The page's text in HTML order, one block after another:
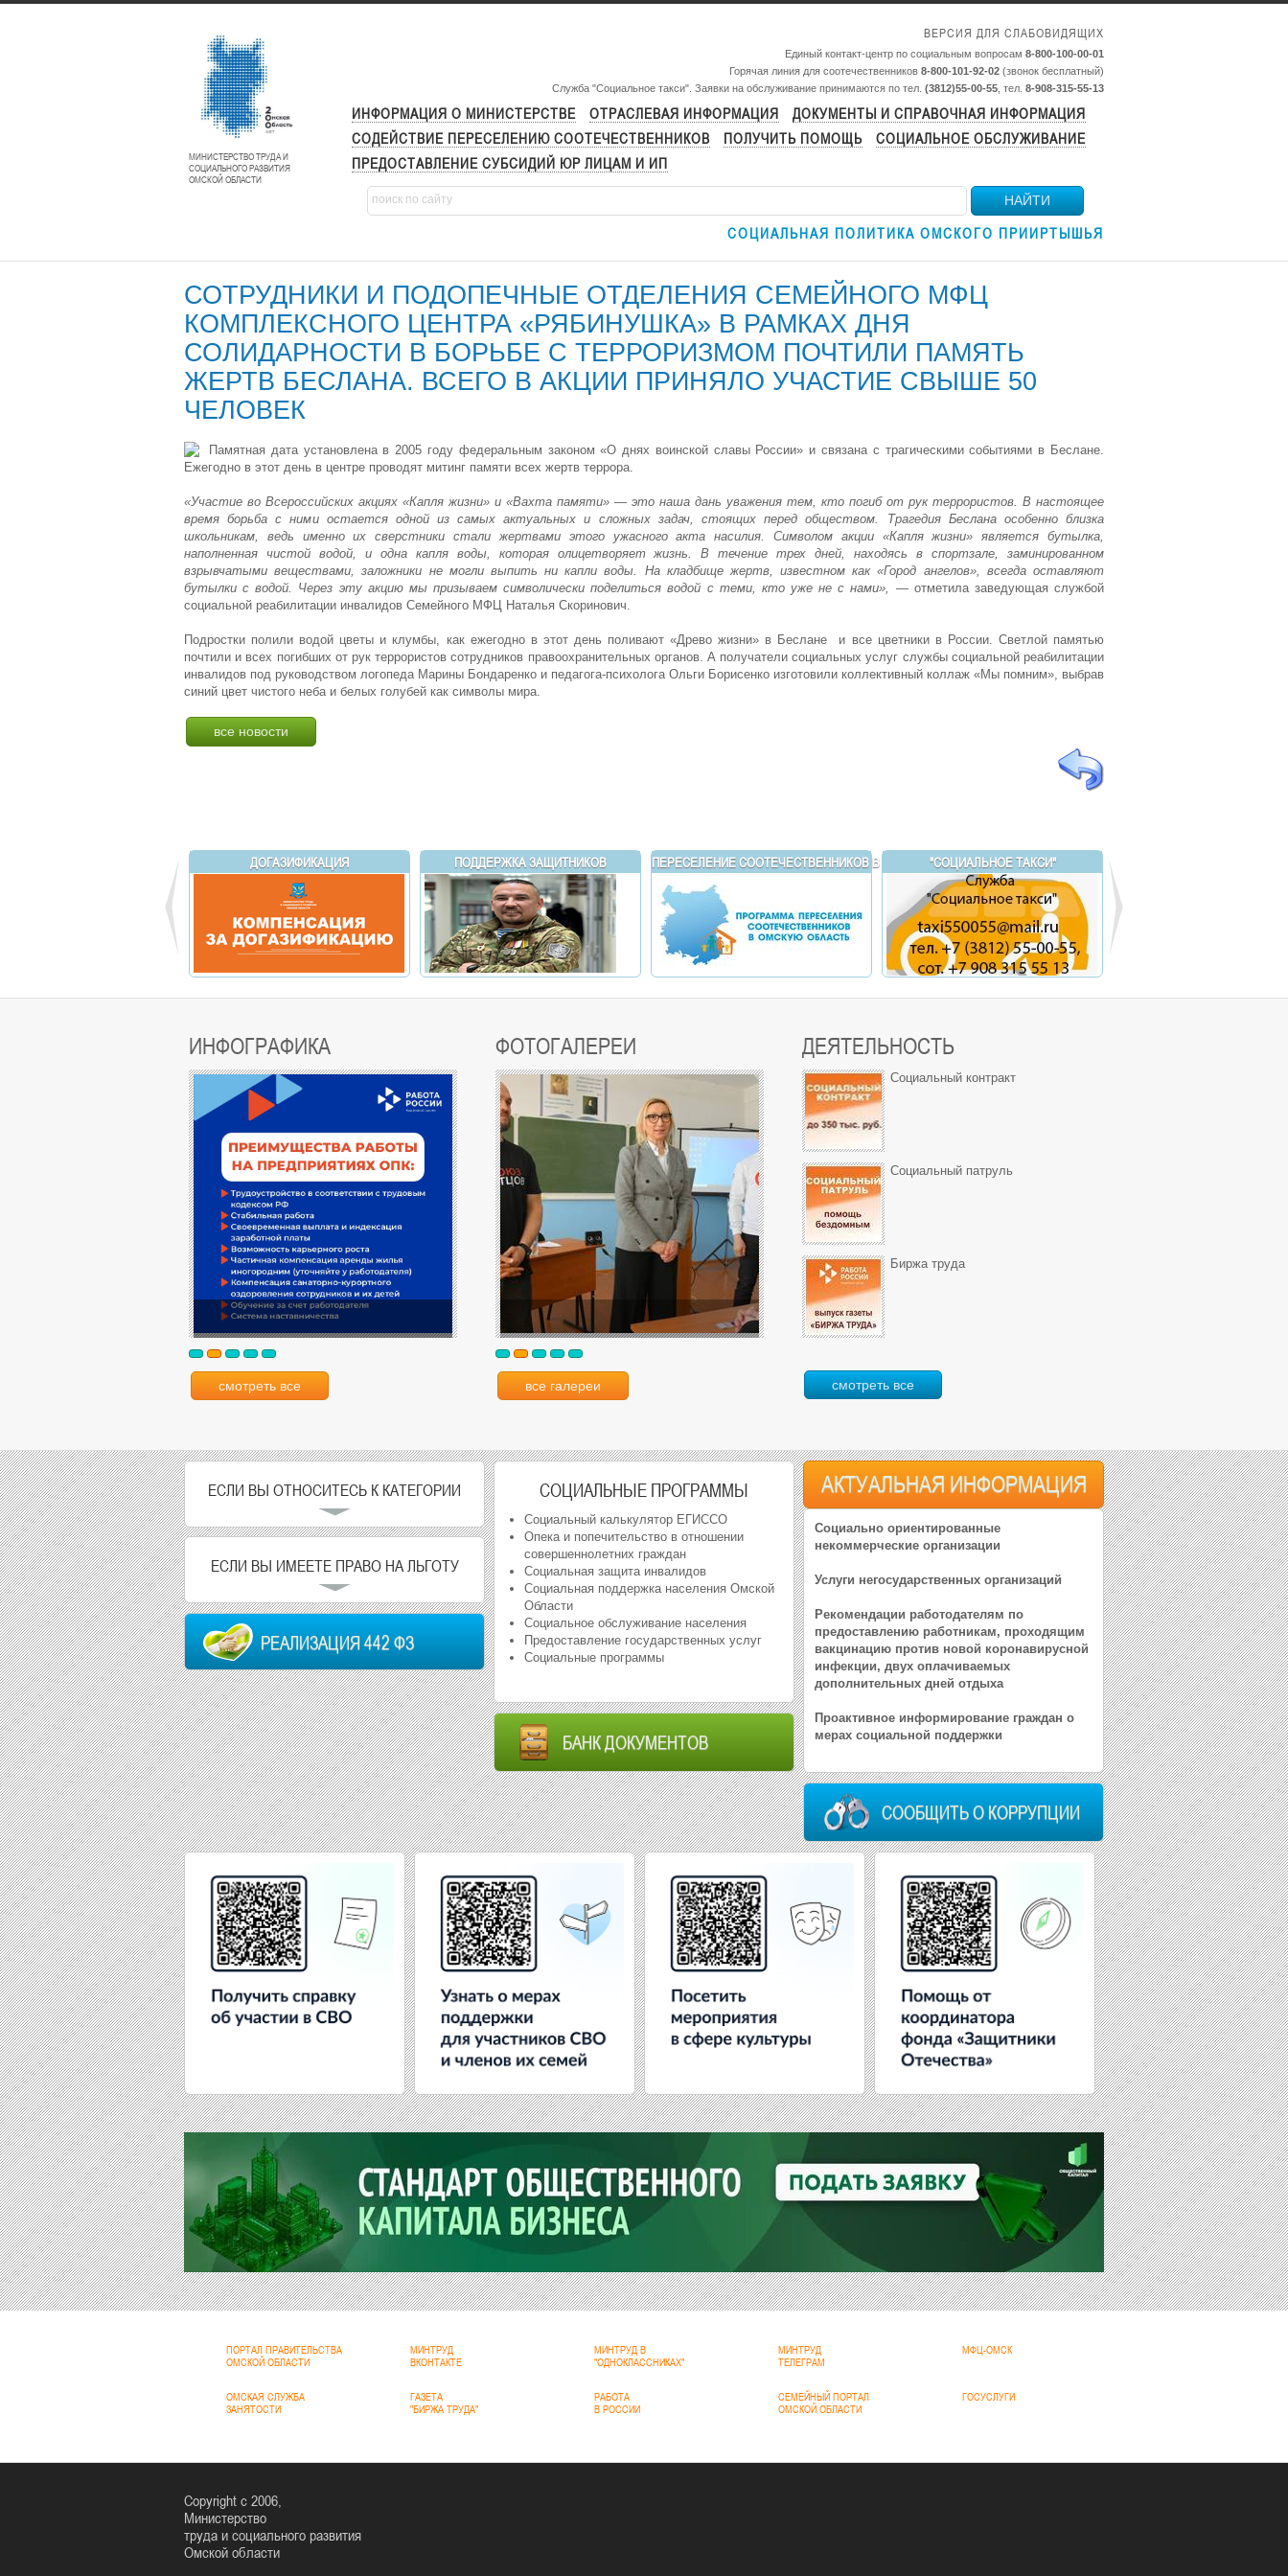
МИНИСТЕРСТВО ТРУДА И
СОЦИАЛЬНОГО РАЗВИТИЯ
ОМСКОЙ ОБЛАСТИ
ВЕРСИЯ ДЛЯ СЛАБОВИДЯЩИХ
Единый контакт-центр по социальным вопросам 8-800-100-00-01
Горячая линия для соотечественников 8-800-101-92-02 (звонок бесплатный)
Служба "Социальное такси". Заявки на обслуживание принимаются по тел. (3812)55-00-55 , тел. 8-908-315-55-13
ИНФОРМАЦИЯ О МИНИСТЕРСТВЕ ОТРАСЛЕВАЯ ИНФОРМАЦИЯ
ДОКУМЕНТЫ И СПРАВОЧНАЯ ИНФОРМАЦИЯ
СОДЕЙСТВИЕ ПЕРЕСЕЛЕНИЮ СООТЕЧЕСТВЕННИКОВ
ПОЛУЧИТЬ ПОМОЩЬ
СОЦИАЛЬНОЕ ОБСЛУЖИВАНИЕ
ПРЕДОСТАВЛЕНИЕ СУБСИДИЙ ЮР ЛИЦАМ И ИП
НАЙТИ
СОЦИАЛЬНАЯ ПОЛИТИКА ОМСКОГО ПРИИРТЫШЬЯ
СОТРУДНИКИ И ПОДОПЕЧНЫЕ ОТДЕЛЕНИЯ СЕМЕЙНОГО МФЦ
КОМПЛЕКСНОГО ЦЕНТРА «РЯБИНУШКА» В РАМКАХ ДНЯ
СОЛИДАРНОСТИ В БОРЬБЕ С ТЕРРОРИЗМОМ ПОЧТИЛИ ПАМЯТЬ
ЖЕРТВ БЕСЛАНА. ВСЕГО В АКЦИИ ПРИНЯЛО УЧАСТИЕ СВЫШЕ 50
ЧЕЛОВЕК
Памятная дата установлена в 2005 году федеральным законом «О днях воинской славы России» и связана с трагическими событиями в Беслане.
Ежегодно в этот день в центре проводят митинг памяти всех жертв террора.
«Участие во Всероссийских акциях «Капля жизни» и «Вахта памяти» — это наша дань уважения тем, кто погиб от рук террористов. В настоящее
время борьба с ними остается одной из самых актуальных и сложных задач, стоящих перед обществом. Трагедия Беслана особенно близка
школьникам, ведь именно их сверстники стали жертвами этого ужасного акта насилия. Символом акции «Капля жизни» является бутылка,
наполненная чистой водой, и одна капля воды, которая олицетворяет жизнь. В течение трех дней, находясь в спортзале, заминированном
взрывчатыми веществами, заложники не могли выпить ни капли воды. На кладбище жертв, известном как «Город ангелов», всегда оставляют
бутылки с водой. Через эту акцию мы призываем символически поделиться водой с теми, кто уже не с нами», — отметила заведующая службой
социальной реабилитации инвалидов Семейного МФЦ Наталья Скоринович.
Подростки полили водой цветы и клумбы, как ежегодно в этот день поливают «Древо жизни» в Беслане и все цветники в России. Светлой памятью
почтили и всех погибших от рук террористов сотрудников правоохранительных органов. А получатели социальных услуг службы социальной реабилитации
инвалидов под руководством логопеда Марины Бондаренко и педагога-психолога Ольги Борисенко изготовили коллективный коллаж «Мы помним», выбрав
синий цвет чистого неба и белых голубей как символы мира.
все новости
ДОГАЗИФИКАЦИЯ ПОДДЕРЖКА ЗАЩИТНИКОВ ПЕРЕСЕЛЕНИЕ СООТЕЧЕСТВЕННИКОВ В ОМСКУЮ ОБЛАСТЬ"СОЦИАЛЬНОЕ ТАКСИ"
ИНФОГРАФИКА
смотреть все
ФОТОГАЛЕРЕИ
все галереи
ДЕЯТЕЛЬНОСТЬ
Социальный контракт
Социальный патруль
Биржа труда
смотреть все
ЕСЛИ ВЫ ОТНОСИТЕСЬ К КАТЕГОРИИ
ЕСЛИ ВЫ ИМЕЕТЕ ПРАВО НА ЛЬГОТУ
РЕАЛИЗАЦИЯ 442 ФЗ
СОЦИАЛЬНЫЕ ПРОГРАММЫ
Социальный калькулятор ЕГИССО
Опека и попечительство в отношении
совершеннолетних граждан
Социальная защита инвалидов
Социальная поддержка населения Омской
Области
Социальное обслуживание населения
Предоставление государственных услуг
Социальные программы
БАНК ДОКУМЕНТОВ
АКТУАЛЬНАЯ ИНФОРМАЦИЯ
Социально ориентированные
некоммерческие организации
Услуги негосударственных организаций
Рекомендации работодателям по
предоставлению работникам, проходящим
вакцинацию против новой коронавирусной
инфекции, двух оплачиваемых
дополнительных дней отдыха
Проактивное информирование граждан о
мерах социальной поддержки
СООБЩИТЬ О КОРРУПЦИИ
ПОРТАЛ ПРАВИТЕЛЬСТВА
ОМСКОЙ ОБЛАСТИ
МИНТРУД
ВКОНТАКТЕ
МИНТРУД В
"ОДНОКЛАССНИКАХ"
МИНТРУД
ТЕЛЕГРАМ
МФЦ-ОМСК
ОМСКАЯ СЛУЖБА
ЗАНЯТОСТИ
ГАЗЕТА
"БИРЖА ТРУДА"
РАБОТА
В РОССИИ
СЕМЕЙНЫЙ ПОРТАЛ
ОМСКОЙ ОБЛАСТИ
ГОСУСЛУГИ
Copyright c 2006,
Министерство
труда и социального развития
Омской области